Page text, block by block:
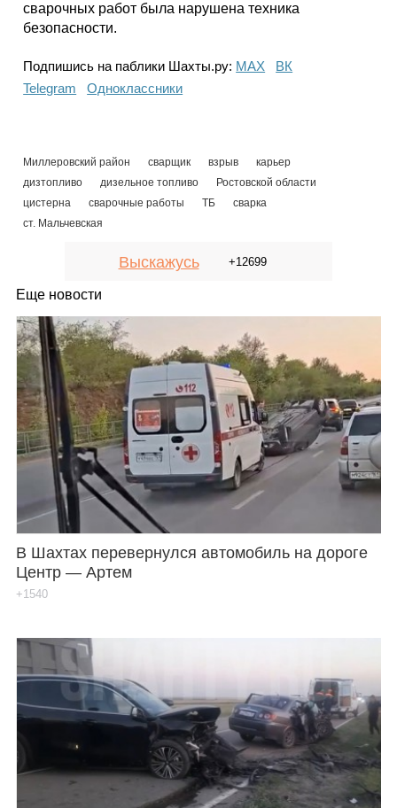
сварочных работ была нарушена техника
безопасности.
Подпишись на паблики Шахты.ру: МАХ
ВК
Telegram
Одноклассники
Миллеровский район сварщик взрыв
карьер
дизтопливо
дизельное топливо
Ростовской области
цистерна
сварочные работы ТБ
сварка
ст. Мальчевская
Выскажусь +12699
Еще новости
В Шахтах перевернулся автомобиль на дороге
Центр — Артем
+1540